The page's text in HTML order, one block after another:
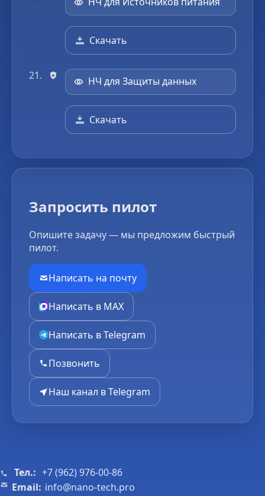
Скачать
НЧ для Защиты данных
Скачать
Запросить пилот
Опишите задачу — мы предложим быстрый
пилот.
Написать на почту
Написать в MAX
Написать в Telegram
Позвонить
Наш канал в Telegram
Тел.: +7 (962) 976-00-86
Email: info@nano-tech.pro